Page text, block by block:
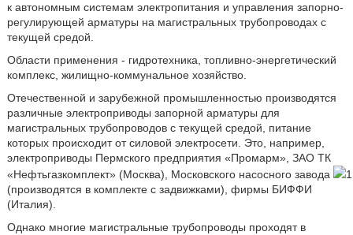
к автономным системам электропитания и управления запорно-
регулирующей арматуры на магистральных трубопроводах с
текущей средой.
Области применения - гидротехника, топливно-энергетический
комплекс, жилищно-коммунальное хозяйство.
Отечественной и зарубежной промышленностью производятся
различные электроприводы запорной арматуры для
магистральных трубопроводов с текущей средой, питание
которых происходит от силовой электросети. Это, например,
электроприводы Пермского предприятия «Промарм», ЗАО ТК
«Нефтьгазкомплект» (Москва), Московского насосного завода
1
(производятся в комплекте с задвижками), фирмы БИФФИ
(Италия).
Однако многие магистральные трубопроводы проходят в